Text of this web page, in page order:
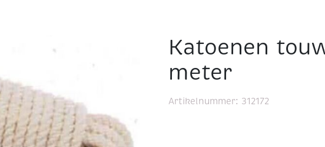
Katoenen touw, 10 mm, 10 meterKatoenen
meter
Artikelnummer: 312172